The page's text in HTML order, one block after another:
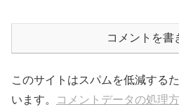
コメントを書
このサイトはスパムを低減する
います。
コメントデータの処理